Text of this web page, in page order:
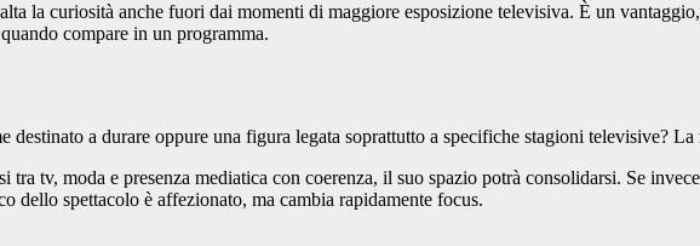
la curiosità anche fuori dai momenti di maggiore esposizione televisiva. È un
compare in un programma.
a durare oppure una figura legata soprattutto a specifiche stagioni televisive? La
tv, moda e presenza mediatica con coerenza, il suo spazio potrà consolidarsi. Se
spettacolo è affezionato, ma cambia rapidamente focus.